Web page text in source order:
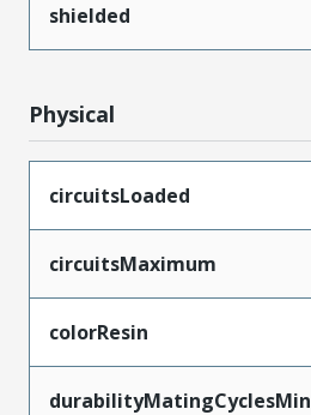
shielded
Physical
circuitsLoaded
circuitsMaximum
colorResin
durabilityMatingCyclesMin